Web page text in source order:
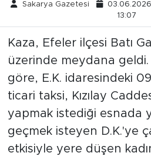
Sakarya Gazetesi
13:07
Kaza, Efeler ilçesi Batı
üzerinde meydana
göre, E.K. idaresindeki
ticari taksi, Kızılay
yapmak istediği esnada
geçmek isteyen D.K.'ye
etkisiyle yere düşen
Politika